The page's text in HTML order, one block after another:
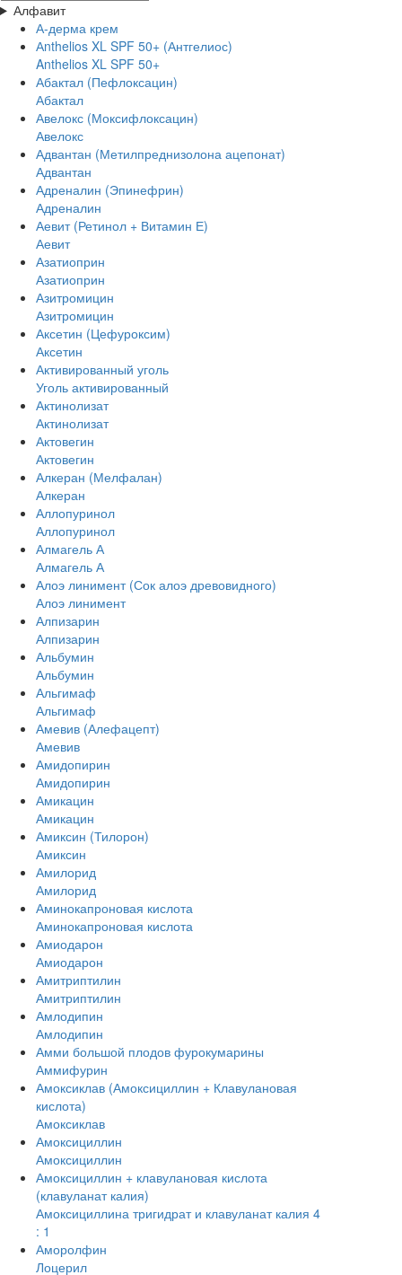
Алфавит
А-дерма крем
Аnthelios XL SPF 50+ (Антгелиос)
Anthelios XL SPF 50+
Абактал (Пефлоксацин)
Абактал
Авелокс (Моксифлоксацин)
Авелокс
Адвантан (Метилпреднизолона ацепонат)
Адвантан
Адреналин (Эпинефрин)
Адреналин
Аевит (Ретинол + Витамин Е)
Аевит
Азатиоприн
Азатиоприн
Азитромицин
Азитромицин
Аксетин (Цефуроксим)
Аксетин
Активированный уголь
Уголь активированный
Актинолизат
Актинолизат
Актовегин
Актовегин
Алкеран (Мелфалан)
Алкеран
Аллопуринол
Аллопуринол
Алмагель А
Алмагель А
Алоэ линимент (Сок алоэ древовидного)
Алоэ линимент
Алпизарин
Алпизарин
Альбумин
Альбумин
Альгимаф
Альгимаф
Амевив (Алефацепт)
Амевив
Амидопирин
Амидопирин
Амикацин
Амикацин
Амиксин (Тилорон)
Амиксин
Амилорид
Амилорид
Аминокапроновая кислота
Аминокапроновая кислота
Амиодарон
Амиодарон
Амитриптилин
Амитриптилин
Амлодипин
Амлодипин
Амми большой плодов фурокумарины
Аммифурин
Амоксиклав (Амоксициллин + Клавулановая
кислота)
Амоксиклав
Амоксициллин
Амоксициллин
Амоксициллин + клавулановая кислота
(клавуланат калия)
Амоксициллина тригидрат и клавуланат калия 4
: 1
Аморолфин
Лоцерил